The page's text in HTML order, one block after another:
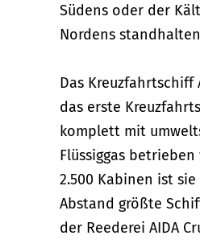
Südens oder der
Nordens
Das Kreuzfahrtschiff
das erste
komplett mit
Flüssiggas
2.500 Kabinen ist
Abstand größte
der Reederei AIDA